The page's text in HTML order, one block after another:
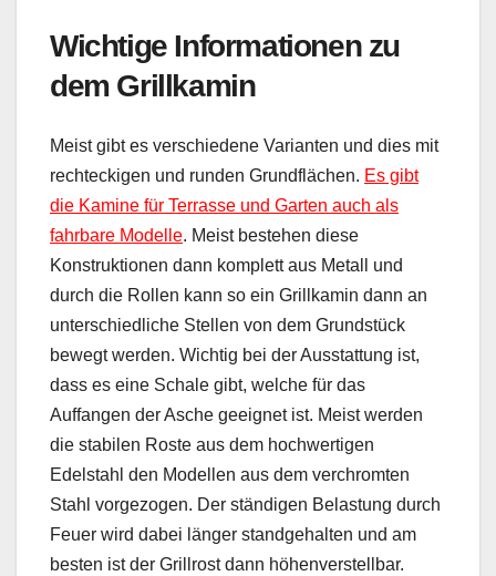
Wichtige Informationen zu
dem Grillkamin
Meist gibt es verschiedene Varianten und dies mit
rechteckigen und runden Grundflächen. Es gibt
die Kamine für Terrasse und Garten auch als
fahrbare Modelle. Meist bestehen diese
Konstruktionen dann komplett aus Metall und
durch die Rollen kann so ein Grillkamin dann an
unterschiedliche Stellen von dem Grundstück
bewegt werden. Wichtig bei der Ausstattung ist,
dass es eine Schale gibt, welche für das
Auffangen der Asche geeignet ist. Meist werden
die stabilen Roste aus dem hochwertigen
Edelstahl den Modellen aus dem verchromten
Stahl vorgezogen. Der ständigen Belastung durch
Feuer wird dabei länger standgehalten und am
besten ist der Grillrost dann höhenverstellbar.